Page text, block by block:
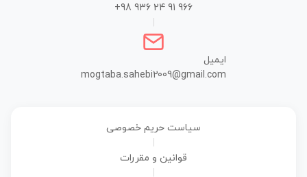
+98 936 24 91 966
ایمیل
mogtaba.sahebi2009@gmail.com
سیاست حریم خصوصی
قوانین و مقررات